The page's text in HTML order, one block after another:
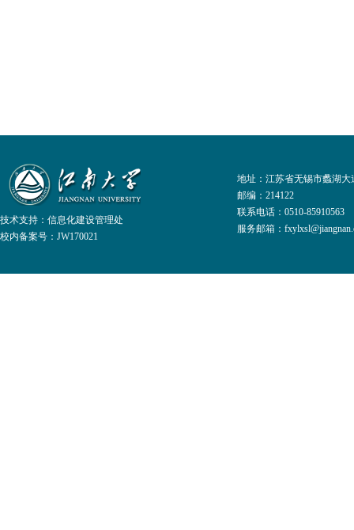
技术支持： 信息化建设管理处
校内备案号：JW170021
地址：江苏省无锡市蠡湖大
邮编：214122
联系电话：0510-
服务邮箱：